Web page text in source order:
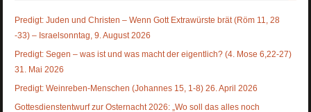
Predigt: Juden und Christen – Wenn Gott Extrawürste brät (Röm 11, 28
-33) – Israelsonntag, 9. August 2026
Predigt: Segen – was ist und was macht der eigentlich? (4. Mose 6,22-27)
31. Mai 2026
Predigt: Weinreben-Menschen (Johannes 15, 1-8) 26. April 2026
Gottesdienstentwurf zur Osternacht 2026: „Wo soll das alles noch